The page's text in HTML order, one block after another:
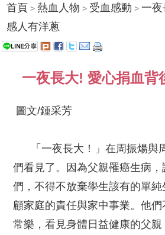
首頁 >熱血人物 > 受血感動 >一夜
感人有洋蔥
一夜長大! 愛心捐血背
圖文/鍾采芳
「一夜長大！」在周振煬與
們看見了。因為父親罹癌生病
們，不得不放棄學生該有的單
顧家庭的責任與家中事業。他
常樂，看見身體日益健康的父